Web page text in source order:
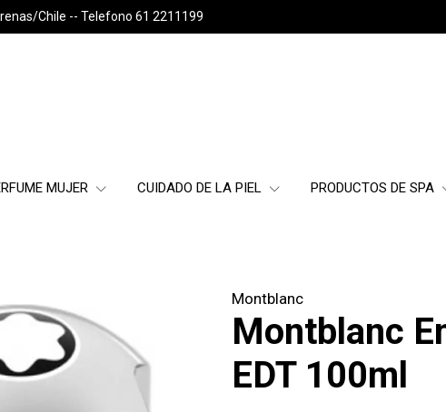
Chile -- Telefono 61 2211199
MUJER CUIDADO DE LA PIEL PRODUCTOS DE SPA
Montblanc
Montblanc
EDT 100ml